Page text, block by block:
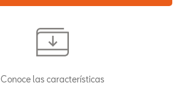
Conoce las características